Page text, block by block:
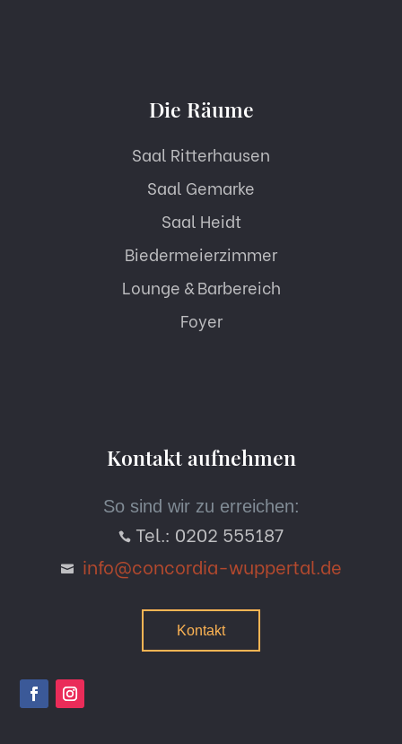
Die Räume
Saal Ritterhausen
Saal Gemarke
Saal Heidt
Biedermeierzimmer
Lounge & Barbereich
Foyer
Kontakt aufnehmen
So sind wir zu erreichen:
 Tel.: 0202 555187
 info@concordia-wuppertal.de
Kontakt